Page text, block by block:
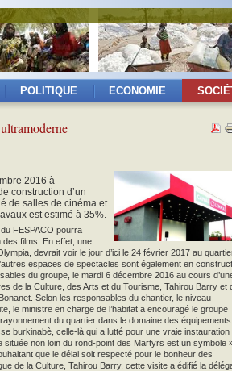
POLITIQUE ECONOMIE
2016 à
construction d’un
de salles de cinéma et
est estimé à 35%.
FESPACO pourra
films. En effet, une
devrait voir le jour d’ici le 24 février 2017 au
espaces de spectacles sont également en
du groupe, le mardi 6 décembre 2016 au cours
de la Culture, des Arts et du Tourisme, Tahirou Barry et
Selon les responsables du chantier, le niveau
le ministre en charge de l’habitat a encouragé le groupe
du quartier dans le domaine des équipements
burkinabè, celle-là qui a lutté pour une vraie instauration
située non loin du rond-point des Martyrs est un symbole
que le délai soit respecté pour le bonheur des
de la Culture, Tahirou Barry, cette visite a édifié la